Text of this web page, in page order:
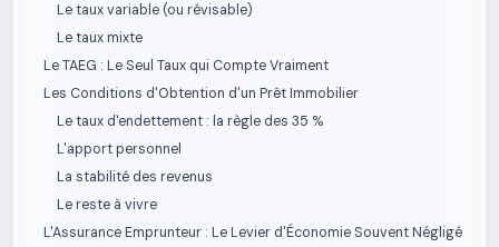
Le taux variable (ou révisable)
Le taux mixte
Le TAEG : Le Seul Taux qui Compte Vraiment
Les Conditions d'Obtention d'un Prêt Immobilier
Le taux d'endettement : la règle des 35 %
L'apport personnel
La stabilité des revenus
Le reste à vivre
L'Assurance Emprunteur : Le Levier d'Économie Souvent Négligé